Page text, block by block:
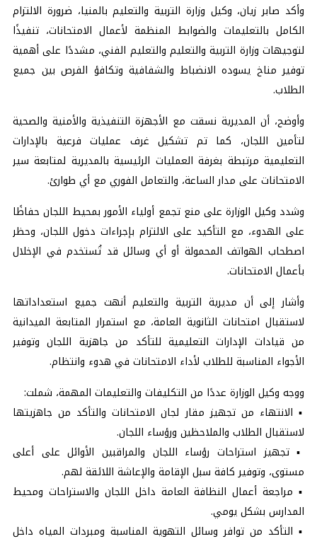
وأكد صابر زيان، وكيل وزارة التربية والتعليم بالمنيا، ضرورة الالتزام
الكامل بالتعليمات والضوابط المنظمة لأعمال الامتحانات، تنفيذًا
لتوجيهات وزارة التربية والتعليم والتعليم الفني، مشددًا على أهمية
توفير مناخ يسوده الانضباط والشفافية وتكافؤ الفرص بين جميع
الطلاب.
وأوضح، أن المديرية نسقت مع الأجهزة التنفيذية والأمنية والصحية
لتأمين اللجان، كما تم تشكيل غرف عمليات فرعية بالإدارات
التعليمية مرتبطة بغرفة العمليات الرئيسية بالمديرية لمتابعة سير
الامتحانات على مدار الساعة، والتعامل الفوري مع أي طوارئ.
وشدد وكيل الوزارة على منع تجمع أولياء الأمور بمحيط اللجان حفاظًا
على الهدوء، مع التأكيد على الالتزام بإجراءات دخول اللجان، وحظر
اصطحاب الهواتف المحمولة أو أي وسائل قد تُستخدم في الإخلال
بأعمال الامتحانات.
وأشار إلى أن مديرية التربية والتعليم أنهت جميع استعداداتها
لاستقبال امتحانات الثانوية العامة، مع استمرار المتابعة الميدانية
من قيادات الإدارات التعليمية للتأكد من جاهزية اللجان وتوفير
الأجواء المناسبة للطلاب لأداء الامتحانات في هدوء وانتظام.
ووجه وكيل الوزارة عددًا من التكليفات والتعليمات المهمة، شملت:
▪️ الانتهاء من تجهيز مقار لجان الامتحانات والتأكد من جاهزيتها
لاستقبال الطلاب والملاحظين ورؤساء اللجان.
▪️ تجهيز استراحات رؤساء اللجان والمراقبين الأوائل على أعلى
مستوى، وتوفير كافة سبل الإقامة والإعاشة اللائقة لهم.
▪️ مراجعة أعمال النظافة العامة داخل اللجان والاستراحات ومحيط
المدارس بشكل يومي.
▪️ التأكد من توافر وسائل التهوية المناسبة ومبردات المياه داخل